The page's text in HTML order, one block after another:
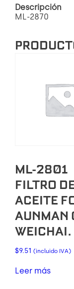
GOLF.
JETTA.
VENTO
Descripción
ML-2870
ML-2801
FILTRO
ACEITE
AUNMAN
$9.51 (incluido IVA)
Leer más